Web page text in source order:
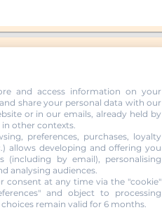
and access information on your
share your personal data with our
or in our emails, already held by
other contexts.
preferences, purchases, loyalty
allows developing and offering you
(including by email), personalising
analysing audiences.
consent at any time via the "cookie"
and object to processing
remain valid for 6 months.